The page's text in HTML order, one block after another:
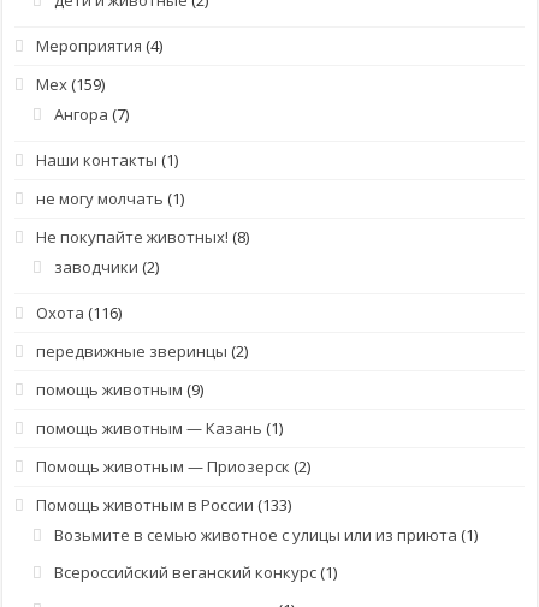
Мероприятия (4)
Мех(159)
Ангора (7)
Наши контакты (1)
не могу молчать (1)
Не покупайте животных! (8)
заводчики (2)
Охота (116)
передвижные зверинцы (2)
помощь животным (9)
помощь животным — Казань (1)
Помощь животным — Приозерск (2)
Помощь животным в России (133)
Возьмите в семью животное с улицы или из приюта (1)
Всероссийский веганский конкурс(1)